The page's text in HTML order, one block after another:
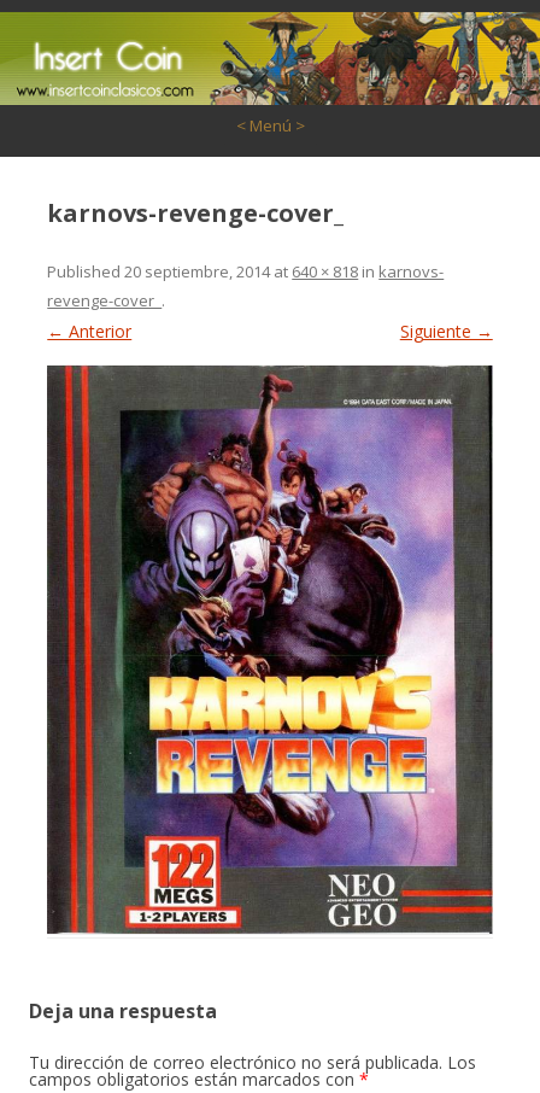
< Menú >
karnovs-revenge-cover_
Published20 septiembre, 2014at 640 × 818 in karnovs-
revenge-cover_ .
← Anterior Siguiente →
Deja una respuesta
Tu dirección de correo electrónico no será publicada. Los
campos obligatorios están marcados con *